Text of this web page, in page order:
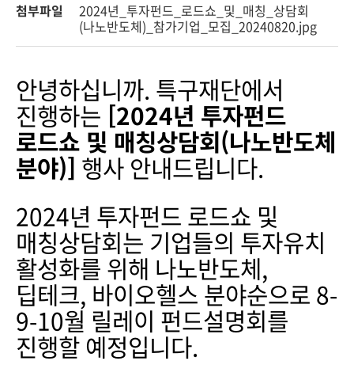
첨부파일
2024년_투자펀드_로드쇼_및_매칭_상담회
(나노반도체)_참가기업_모집_20240820.jpg
안녕하십니까. 특구재단에서
진행하는 [2024년 투자펀드
로드쇼 및 매칭상담회(나노반도체
분야)] 행사 안내드립니다.
2024년 투자펀드 로드쇼 및
매칭상담회는 기업들의 투자유치
활성화를 위해 나노반도체,
딥테크, 바이오헬스 분야순으로 8-
9-10월 릴레이 펀드설명회를
진행할 예정입니다.